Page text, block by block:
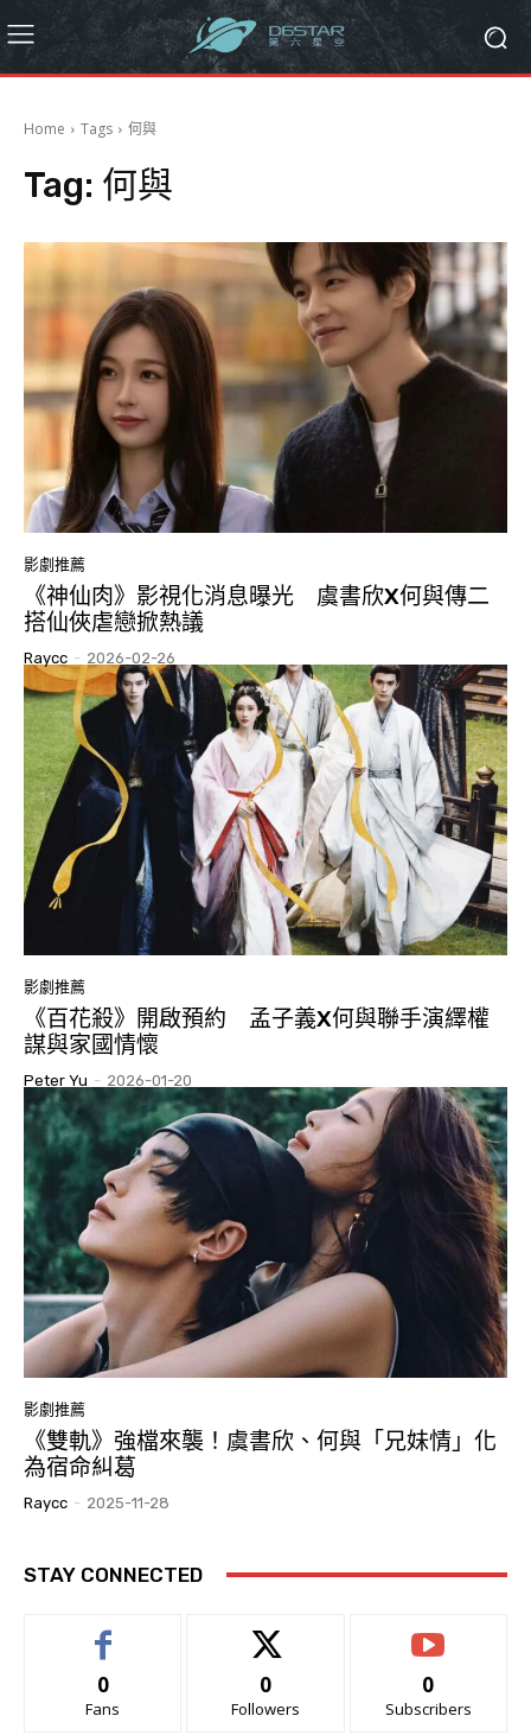
Home Tags 何與
Tag: 何與
影劇推薦
《神仙肉》影視化消息曝光 虞書欣X何與傳二
搭仙俠虐戀掀熱議
Raycc - 2026-02-26
影劇推薦
《百花殺》開啟預約 孟子義X何與聯手演繹權
謀與家國情懷
Peter Yu - 2026-01-20
影劇推薦
《雙軌》強檔來襲！虞書欣、何與「兄妹情」化
為宿命糾葛
Raycc - 2025-11-28
STAY CONNECTED
0
Fans
0
Followers
0
Subscribers